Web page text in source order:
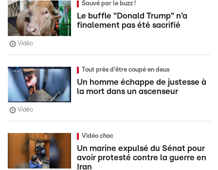
Sauvé par le buzz !
Le buffle "Donald Trump" n'a
finalement pas été sacrifié
Vidéo
Tout près d'être coupé en deux
Un homme échappe de justesse à
la mort dans un ascenseur
Vidéo
Vidéo choc
Un marine expulsé du Sénat pour
avoir protesté contre la guerre en
Iran